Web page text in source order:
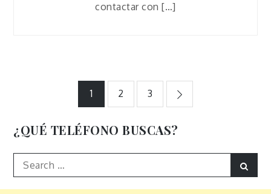
contactar con […]
Paginación
de
entradas
1 2 3
¿QUÉ TELÉFONO BUSCAS?
Search
for: